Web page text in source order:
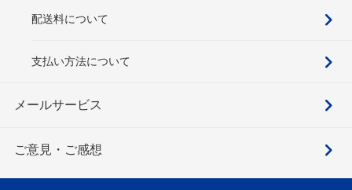
配送料について
支払い方法について
メールサービス
ご意見・ご感想